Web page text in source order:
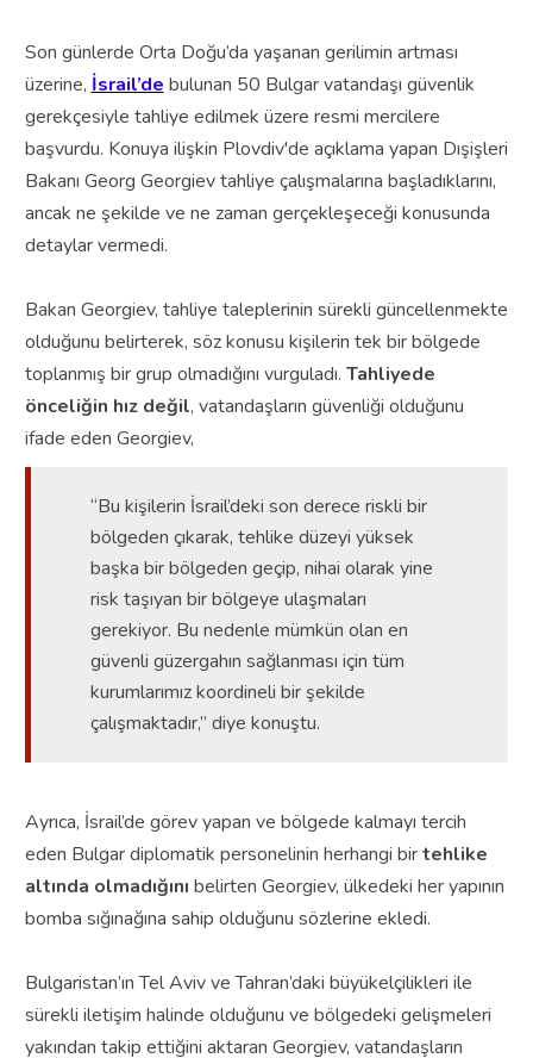
Son günlerde Orta Doğu’da yaşanan gerilimin artması
üzerine, İsrail’de bulunan 50 Bulgar vatandaşı güvenlik
gerekçesiyle tahliye edilmek üzere resmi mercilere
başvurdu. Konuya ilişkin Plovdiv'de açıklama yapan Dışişleri
Bakanı Georg Georgiev tahliye çalışmalarına başladıklarını,
ancak ne şekilde ve ne zaman gerçekleşeceği konusunda
detaylar vermedi.
Bakan Georgiev, tahliye taleplerinin sürekli güncellenmekte
olduğunu belirterek, söz konusu kişilerin tek bir bölgede
toplanmış bir grup olmadığını vurguladı. Tahliyede
önceliğin hız değil, vatandaşların güvenliği olduğunu
ifade eden Georgiev,
“Bu kişilerin İsrail’deki son derece riskli bir
bölgeden çıkarak, tehlike düzeyi yüksek
başka bir bölgeden geçip, nihai olarak yine
risk taşıyan bir bölgeye ulaşmaları
gerekiyor. Bu nedenle mümkün olan en
güvenli güzergahın sağlanması için tüm
kurumlarımız koordineli bir şekilde
çalışmaktadır,” diye konuştu.
Ayrıca, İsrail’de görev yapan ve bölgede kalmayı tercih
eden Bulgar diplomatik personelinin herhangi birtehlike
altında olmadığını belirten Georgiev, ülkedeki her yapının
bomba sığınağına sahip olduğunu sözlerine ekledi.
Bulgaristan’ın Tel Aviv ve Tahran’daki büyükelçilikleri ile
sürekli iletişim halinde olduğunu ve bölgedeki gelişmeleri
yakından takip ettiğini aktaran Georgiev, vatandaşların